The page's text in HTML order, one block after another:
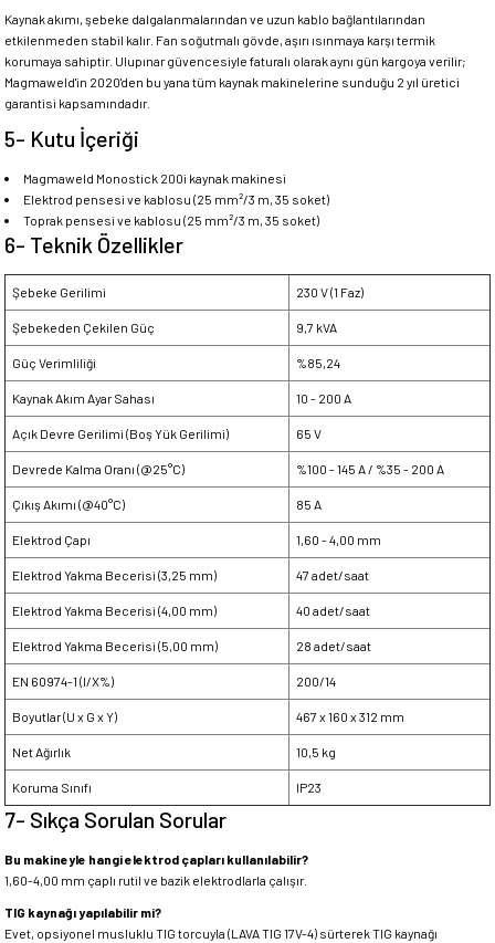
Kaynak akımı, şebeke dalgalanmalarından ve uzun kablo bağlantılarından
etkilenmeden stabil kalır. Fan soğutmalı gövde, aşırı ısınmaya karşı termik
korumaya sahiptir. Ulupınar güvencesiyle faturalı olarak aynı gün kargoya verilir;
Magmaweld'in 2020'den bu yana tüm kaynak makinelerine sunduğu 2 yıl üretici
garantisi kapsamındadır.
5- Kutu İçeriği
Magmaweld Monostick 200i kaynak makinesi
Elektrod pensesi ve kablosu (25 mm²/3 m, 35 soket)
Toprak pensesi ve kablosu (25 mm²/3 m, 35 soket)
6- Teknik Özellikler
Şebeke Gerilimi 230 V (1 Faz)
Şebekeden Çekilen Güç 9,7 kVA
Güç Verimliliği %85,24
Kaynak Akım Ayar Sahası 10 - 200 A
Açık Devre Gerilimi (Boş Yük Gerilimi) 65 V
Devrede Kalma Oranı (@25°C) %100 - 145 A / %35 - 200 A
Çıkış Akımı (@40°C) 85 A
Elektrod Çapı 1,60 - 4,00 mm
Elektrod Yakma Becerisi (3,25 mm) 47 adet/saat
Elektrod Yakma Becerisi (4,00 mm) 40 adet/saat
Elektrod Yakma Becerisi (5,00 mm) 28 adet/saat
EN 60974-1 (I/X%) 200/14
Boyutlar (U x G x Y) 467 x 160 x 312 mm
Net Ağırlık 10,5 kg
Koruma Sınıfı IP23
7- Sıkça Sorulan Sorular
Bu makineyle hangi elektrod çapları kullanılabilir?
1,60-4,00 mm çaplı rutil ve bazik elektrodlarla çalışır.
TIG kaynağı yapılabilir mi?
Evet, opsiyonel musluklu TIG torcuyla (LAVA TIG 17V-4) sürterek TIG kaynağı